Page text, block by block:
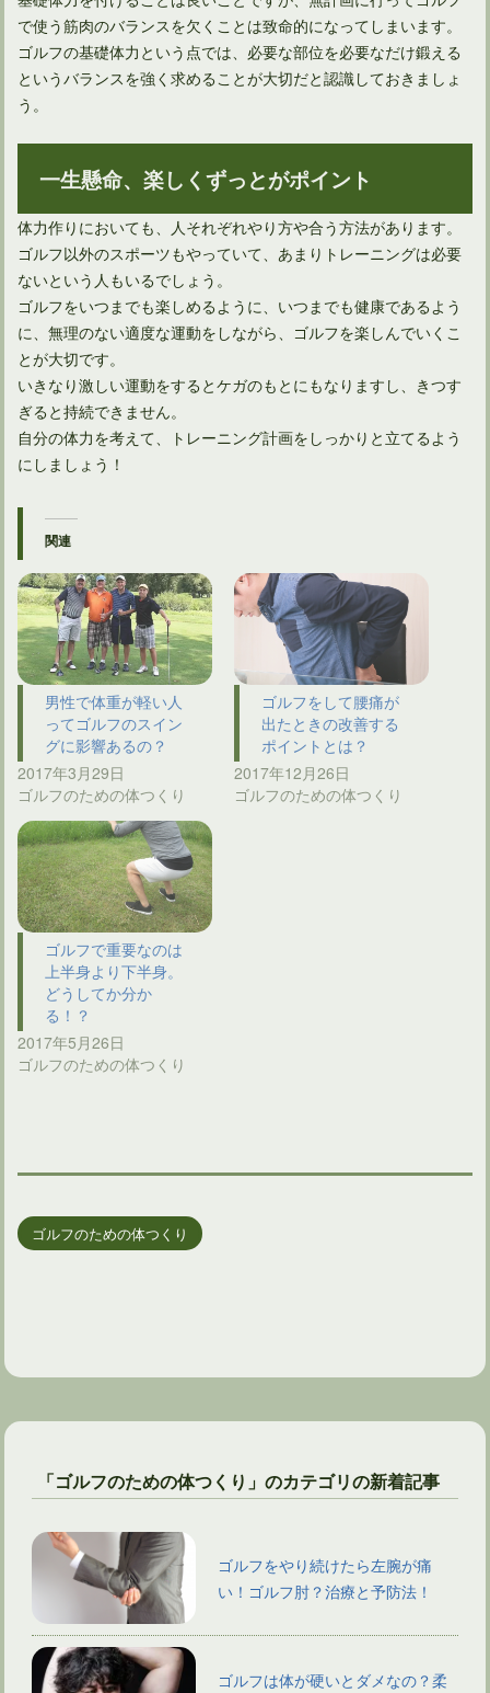
で使う筋肉のバランスを欠くことは致命的になってしまいます。
ゴルフの基礎体力という点では、必要な部位を必要なだけ鍛える
というバランスを強く求めることが大切だと認識しておきましょ
う。
一生懸命、楽しくずっとがポイント
体力作りにおいても、人それぞれやり方や合う方法があります。
ゴルフ以外のスポーツもやっていて、あまりトレーニングは必要
ないという人もいるでしょう。
ゴルフをいつまでも楽しめるように、いつまでも健康であるよう
に、無理のない適度な運動をしながら、ゴルフを楽しんでいくこ
とが大切です。
いきなり激しい運動をするとケガのもとにもなりますし、きつす
ぎると持続できません。
自分の体力を考えて、トレーニング計画をしっかりと立てるよう
にしましょう！
関連
男性で体重が軽い人
ってゴルフのスイン
グに影響あるの？
2017年3月29日
ゴルフのための体つくり
ゴルフをして腰痛が
出たときの改善する
ポイントとは？
2017年12月26日
ゴルフのための体つくり
ゴルフで重要なのは
上半身より下半身。
どうしてか分か
る！？
2017年5月26日
ゴルフのための体つくり
ゴルフのための体つくり
「ゴルフのための体つくり」のカテゴリの新着記事
ゴルフをやり続けたら左腕が痛
い！ゴルフ肘？治療と予防法！
ゴルフは体が硬いとダメなの？柔